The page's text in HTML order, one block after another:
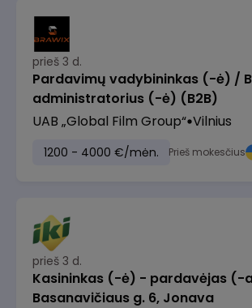
prieš 3 d.
Pardavimų vadybininkas (-ė) /
administratorius (-ė) (B2B)
UAB „Global Film Group“ Vilnius
1200 - 4000 €/mėn. Prieš mokesčius
prieš 3 d.
Kasininkas (-ė) - pardavėjas (-
Basanavičiaus g. 6, Jonava